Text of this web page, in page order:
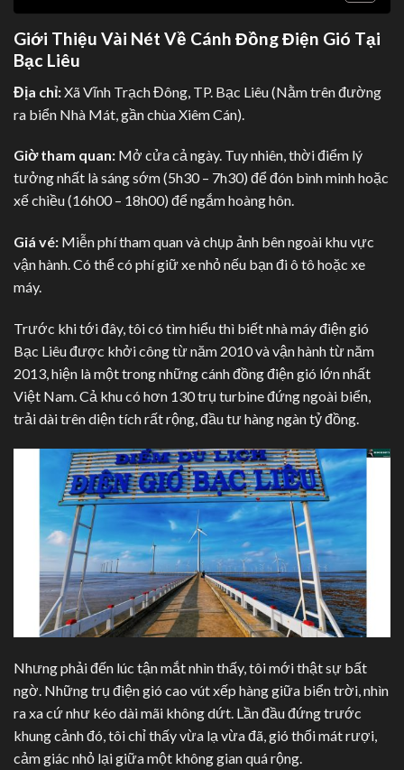
Giới Thiệu Vài Nét Về Cánh Đồng Điện Gió Tại
Bạc Liêu
Địa chỉ:Xã Vĩnh Trạch Đông, TP. Bạc Liêu (Nằm trên đường
ra biển Nhà Mát, gần chùa Xiêm Cán).
Giờ tham quan: Mở cửa cả ngày. Tuy nhiên, thời điểm lý
tưởng nhất là sáng sớm (5h30 – 7h30) để đón bình minh hoặc
xế chiều (16h00 – 18h00) để ngắm hoàng hôn.
Giá vé: Miễn phí tham quan và chụp ảnh bên ngoài khu vực
vận hành. Có thể có phí giữ xe nhỏ nếu bạn đi ô tô hoặc xe
máy.
Trước khi tới đây, tôi có tìm hiểu thì biết nhà máy điện gió
Bạc Liêu được khởi công từ năm 2010 và vận hành từ năm
2013, hiện là một trong những cánh đồng điện gió lớn nhất
Việt Nam. Cả khu có hơn 130 trụ turbine đứng ngoài biển,
trải dài trên diện tích rất rộng, đầu tư hàng ngàn tỷ đồng.
Nhưng phải đến lúc tận mắt nhìn thấy, tôi mới thật sự bất
ngờ. Những trụ điện gió cao vút xếp hàng giữa biển trời, nhìn
ra xa cứ như kéo dài mãi không dứt. Lần đầu đứng trước
khung cảnh đó, tôi chỉ thấy vừa lạ vừa đã, gió thổi mát rượi,
cảm giác nhỏ lại giữa một không gian quá rộng.